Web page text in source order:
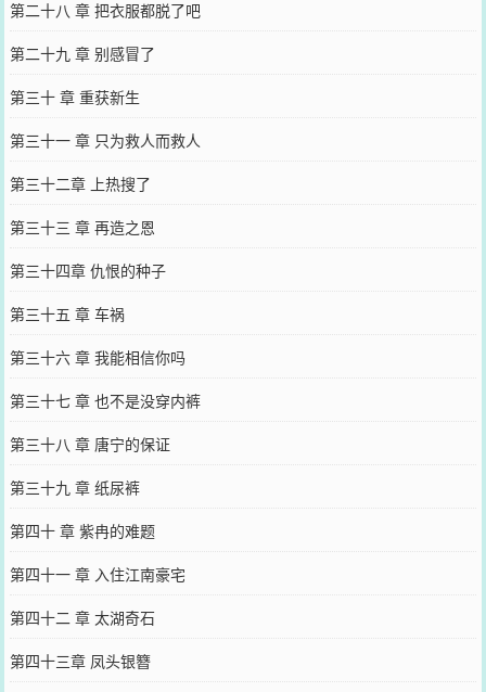
第二十八 章 把衣服都脱了吧
第二十九 章 别感冒了
第三十 章 重获新生
第三十一 章 只为救人而救人
第三十二章 上热搜了
第三十三 章 再造之恩
第三十四章 仇恨的种子
第三十五 章 车祸
第三十六 章 我能相信你吗
第三十七 章 也不是没穿内裤
第三十八 章 唐宁的保证
第三十九 章 纸尿裤
第四十 章 紫冉的难题
第四十一 章 入住江南豪宅
第四十二 章 太湖奇石
第四十三章 凤头银簪